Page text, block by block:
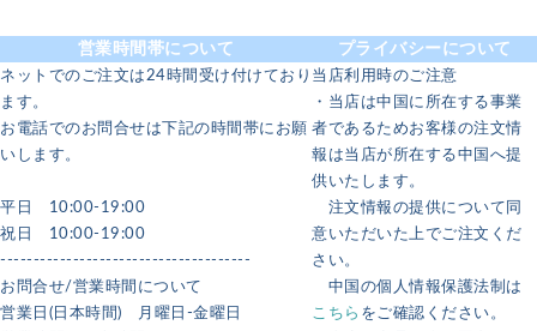
営業時間帯について プライバシーについて
ネットでのご注文は24時間受け付けており
ます。
お電話でのお問合せは下記の時間帯にお願
いします。
平日 10:00-19:00
祝日 10:00-19:00
--------------------------------------
お問合せ/営業時間について
営業日(日本時間) 月曜日-金曜日
当店利用時のご注意
・当店は中国に所在する事業
者であるためお客様の注文情
報は当店が所在する中国へ提
供いたします。
注文情報の提供について同
意いただいた上でご注文くだ
さい。
中国の個人情報保護法制は
こちら をご確認ください。